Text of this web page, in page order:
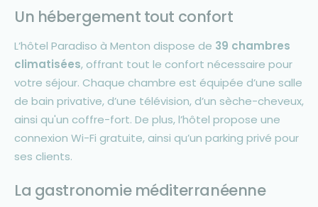
Un hébergement tout confort
L’hôtel Paradiso à Menton dispose de 39 chambres
climatisées, offrant tout le confort nécessaire pour
votre séjour. Chaque chambre est équipée d’une salle
de bain privative, d’une télévision, d’un sèche-cheveux,
ainsi qu'un coffre-fort. De plus, l’hôtel propose une
connexion Wi-Fi gratuite, ainsi qu’un parking privé pour
ses clients.
La gastronomie méditerranéenne